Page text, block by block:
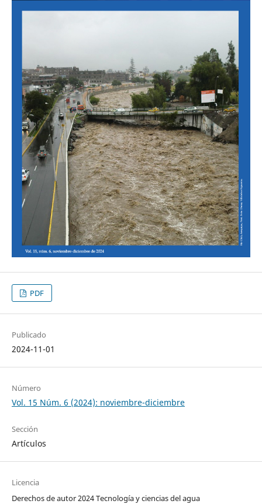
PDF
Publicado
2024-11-01
Número
Vol. 15 Núm. 6 (2024): noviembre-diciembre
Sección
Artículos
Licencia
Derechos de autor 2024 Tecnología y ciencias del agua